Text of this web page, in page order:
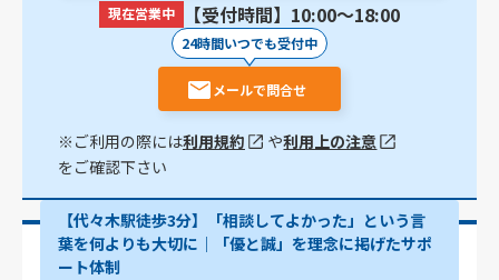
現在営業中 【受付時間】10:00〜18:00
24時間いつでも受付中
メールで問合せ
※ご利用の際には利用規約 や利用上の注意
をご確認下さい
【代々木駅徒歩3分】「相談してよかった」という言
葉を何よりも大切に｜「優と誠」を理念に掲げたサポ
ート体制